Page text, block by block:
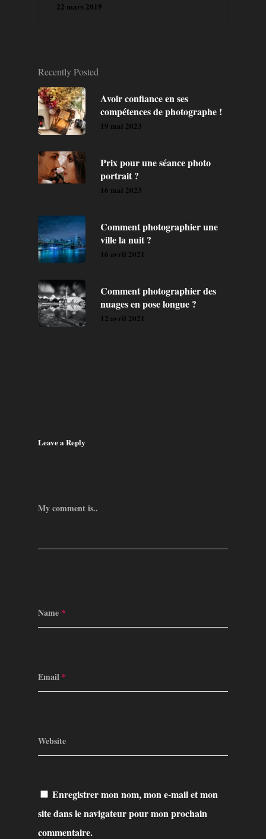
22 mars 2019
Recently Posted
Avoir confiance en ses
compétences de photographe !
19 mai 2023
Prix pour une séance photo
portrait ?
16 mai 2023
Comment photographier une
ville la nuit ?
16 avril 2021
Comment photographier des
nuages en pose longue ?
12 avril 2021
Leave a Reply
My comment is..
Name *
Email *
Website
Enregistrer mon nom, mon e-mail et mon
site dans le navigateur pour mon prochain
commentaire.